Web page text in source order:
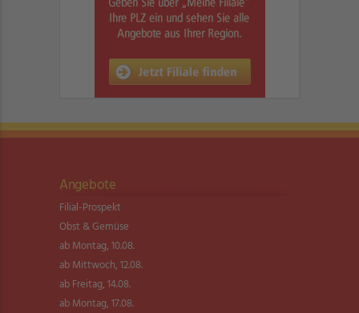
Angebote
Filial-Prospekt
Obst & Gemüse
ab Montag, 10.08.
ab Mittwoch, 12.08.
ab Freitag, 14.08.
ab Montag, 17.08.